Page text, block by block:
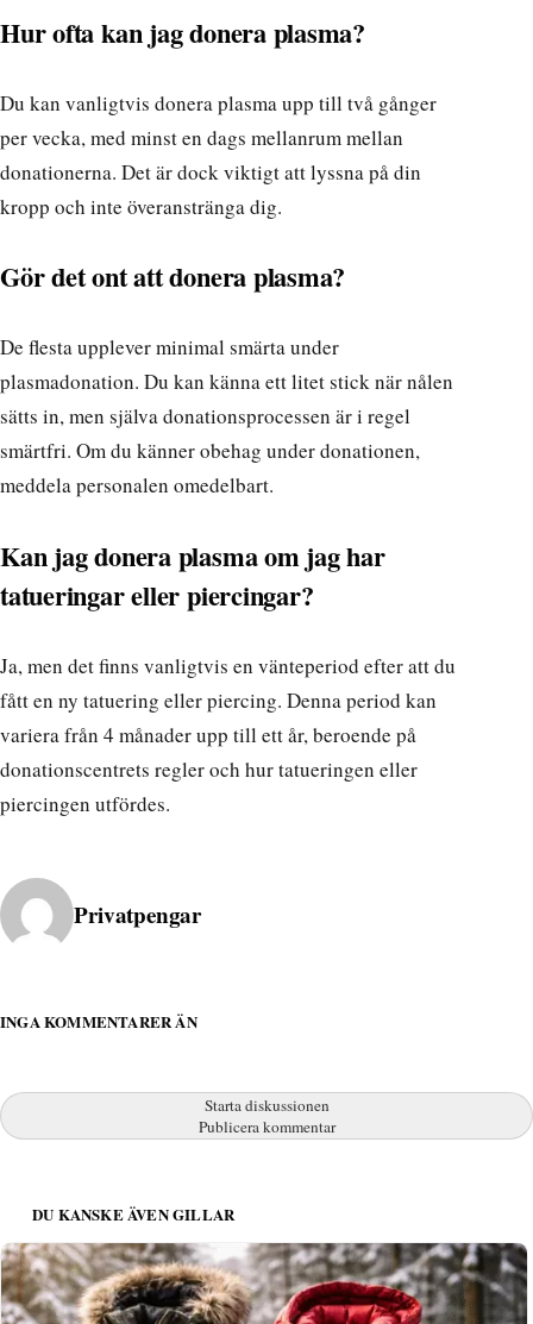
Hur ofta kan jag donera plasma?
Du kan vanligtvis donera plasma upp till två gånger
per vecka, med minst en dags mellanrum mellan
donationerna. Det är dock viktigt att lyssna på din
kropp och inte överanstränga dig.
Gör det ont att donera plasma?
De flesta upplever minimal smärta under
plasmadonation. Du kan känna ett litet stick när nålen
sätts in, men själva donationsprocessen är i regel
smärtfri. Om du känner obehag under donationen,
meddela personalen omedelbart.
Kan jag donera plasma om jag har
tatueringar eller piercingar?
Ja, men det finns vanligtvis en vänteperiod efter att du
fått en ny tatuering eller piercing. Denna period kan
variera från 4 månader upp till ett år, beroende på
donationscentrets regler och hur tatueringen eller
piercingen utfördes.
Publicerad av
Privatpengar
INGA KOMMENTARER ÄN
Starta diskussionen
Publicera kommentar
DU KANSKE ÄVEN GILLAR